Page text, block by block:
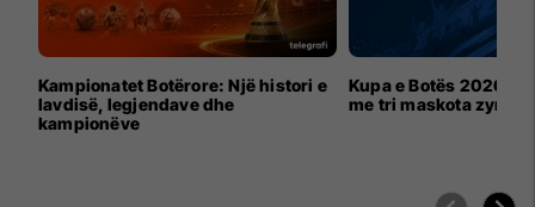
Kampionatet Botërore: Një histori e
lavdisë, legjendave dhe
kampionëve
Kupa e Botës 2026
me tri maskota zyrtare